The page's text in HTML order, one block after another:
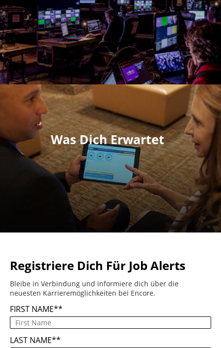
Was Dich Erwartet
Registriere Dich Für Job Alerts
Bleibe in Verbindung und informiere dich über die
neuesten Karrieremöglichkeiten bei Encore.
FIRST NAME*
LAST NAME*